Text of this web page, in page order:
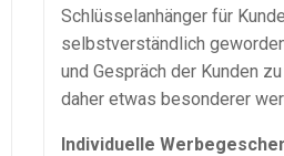
Schlüsselanhänger für
selbstverständlich
und Gespräch der Kunden
daher etwas besonderer
Individuelle